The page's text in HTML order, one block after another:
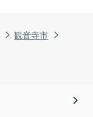
観音寺市